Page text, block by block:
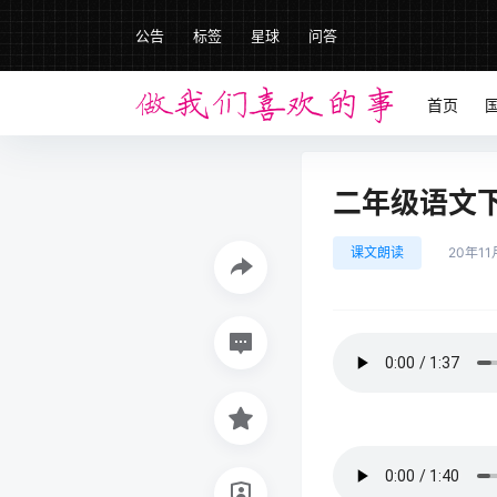
公告 标签 星球 问答
首页
二年级语文
课文朗读 20年11